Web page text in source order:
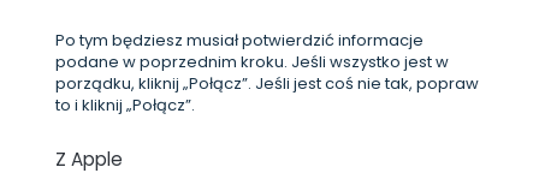
Po tym będziesz musiał potwierdzić informacje
podane w poprzednim kroku. Jeśli wszystko jest w
porządku, kliknij „Połącz”. Jeśli jest coś nie tak, popraw
to i kliknij „Połącz”.
Z Apple